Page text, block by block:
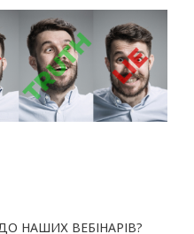
НАШИХ ВЕБІНАРІВ?